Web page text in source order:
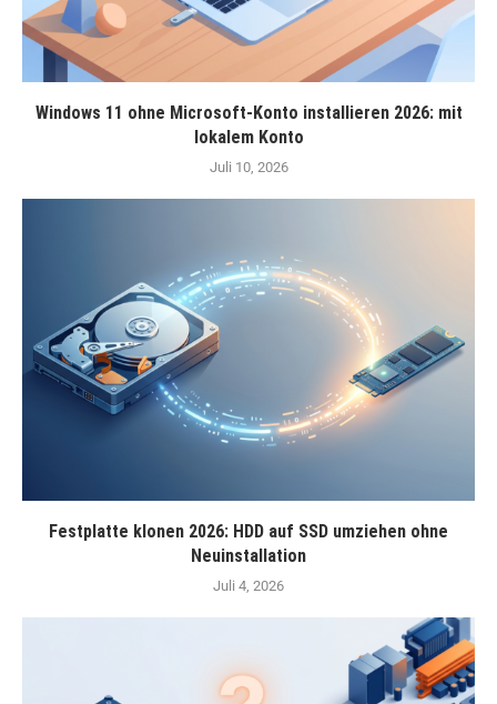
Windows 11 ohne Microsoft-Konto installieren 2026: mit
lokalem Konto
Juli 10, 2026
Festplatte klonen 2026: HDD auf SSD umziehen ohne
Neuinstallation
Juli 4, 2026